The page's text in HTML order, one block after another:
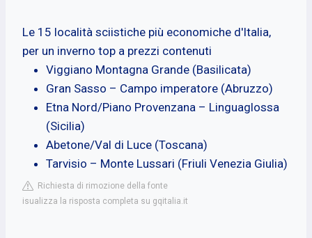
Le 15 località sciistiche più economiche d'Italia,
per un inverno top a prezzi contenuti
Viggiano Montagna Grande (Basilicata)
Gran Sasso – Campo imperatore (Abruzzo)
Etna Nord/Piano Provenzana – Linguaglossa
(Sicilia)
Abetone/Val di Luce (Toscana)
Tarvisio – Monte Lussari (Friuli Venezia Giulia)
Richiesta di rimozione della fonte
isualizza la risposta completa su gqitalia.it